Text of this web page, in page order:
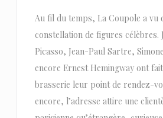
Au fil du temps, La Coupole a vu
constellation de figures célèbres.
Picasso, Jean-Paul Sartre,
encore Ernest Hemingway ont
brasserie leur point de rendez-
encore, l’adresse attire une